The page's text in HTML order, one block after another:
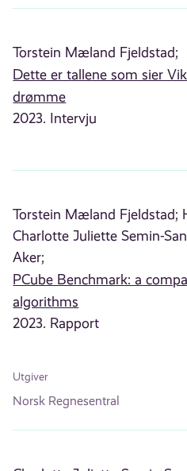
Torstein Mæland Fjeldstad;
Dette er tallene som sier
drømme
2023. Intervju
Torstein Mæland Fjeldstad;
Charlotte Juliette Semin-
Aker;
PCube Benchmark: a
algorithms
2023. Rapport
Utgiver
Norsk Regnesentral